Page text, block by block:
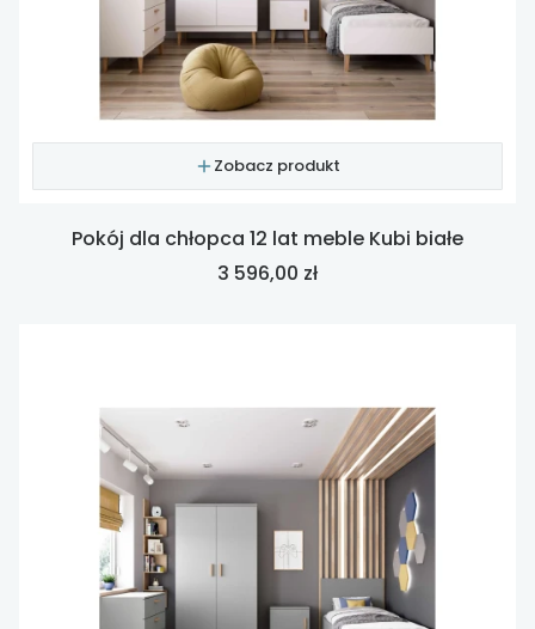
Zobacz produkt
Pokój dla chłopca 12 lat meble Kubi białe
Cena
3 596,00 zł